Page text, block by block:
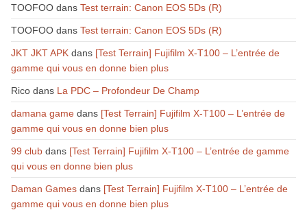
TOOFOOdans Test terrain: Canon EOS 5Ds (R)
TOOFOOdans Test terrain: Canon EOS 5Ds (R)
JKT JKT APKdans [Test Terrain] Fujifilm X-T100 – L’entrée de
gamme qui vous en donne bien plus
Ricodans La PDC – Profondeur De Champ
damana gamedans [Test Terrain] Fujifilm X-T100 – L’entrée de
gamme qui vous en donne bien plus
99 clubdans [Test Terrain] Fujifilm X-T100 – L’entrée de gamme
qui vous en donne bien plus
Daman Gamesdans [Test Terrain] Fujifilm X-T100 – L’entrée de
gamme qui vous en donne bien plus